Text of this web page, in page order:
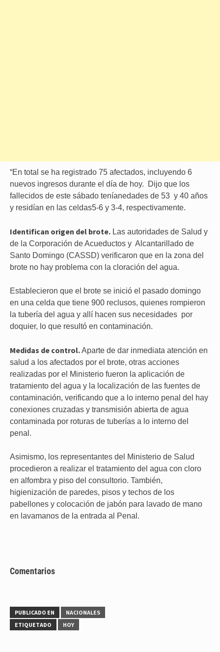
“En total se ha registrado 75 afectados, incluyendo 6
nuevos ingresos durante el día de hoy. Dijo que los
fallecidos de este sábado teníanedades de 53 y 40 años
y residían en las celdas5-6 y 3-4, respectivamente.
Identifican origen del brote. Las autoridades de Salud y
de la Corporación de Acueductos y Alcantarillado de
Santo Domingo (CASSD) verificaron que en la zona del
brote no hay problema con la cloración del agua.
Establecieron que el brote se inició el pasado domingo
en una celda que tiene 900 reclusos, quienes rompieron
la tubería del agua y allí hacen sus necesidades por
doquier, lo que resultó en contaminación.
Medidas de control.Aparte de dar inmediata atención en
salud a los afectados por el brote, otras acciones
realizadas por el Ministerio fueron la aplicación de
tratamiento del agua y la localización de las fuentes de
contaminación, verificando que a lo interno penal del hay
conexiones cruzadas y transmisión abierta de agua
contaminada por roturas de tuberías a lo interno del
penal.
Asimismo, los representantes del Ministerio de Salud
procedieron a realizar el tratamiento del agua con cloro
en alfombra y piso del consultorio. También,
higienización de paredes, pisos y techos de los
pabellones y colocación de jabón para lavado de mano
en lavamanos de la entrada al Penal.
Comentarios
PUBLICADO EN
NACIONALES
ETIQUETADO
HOY